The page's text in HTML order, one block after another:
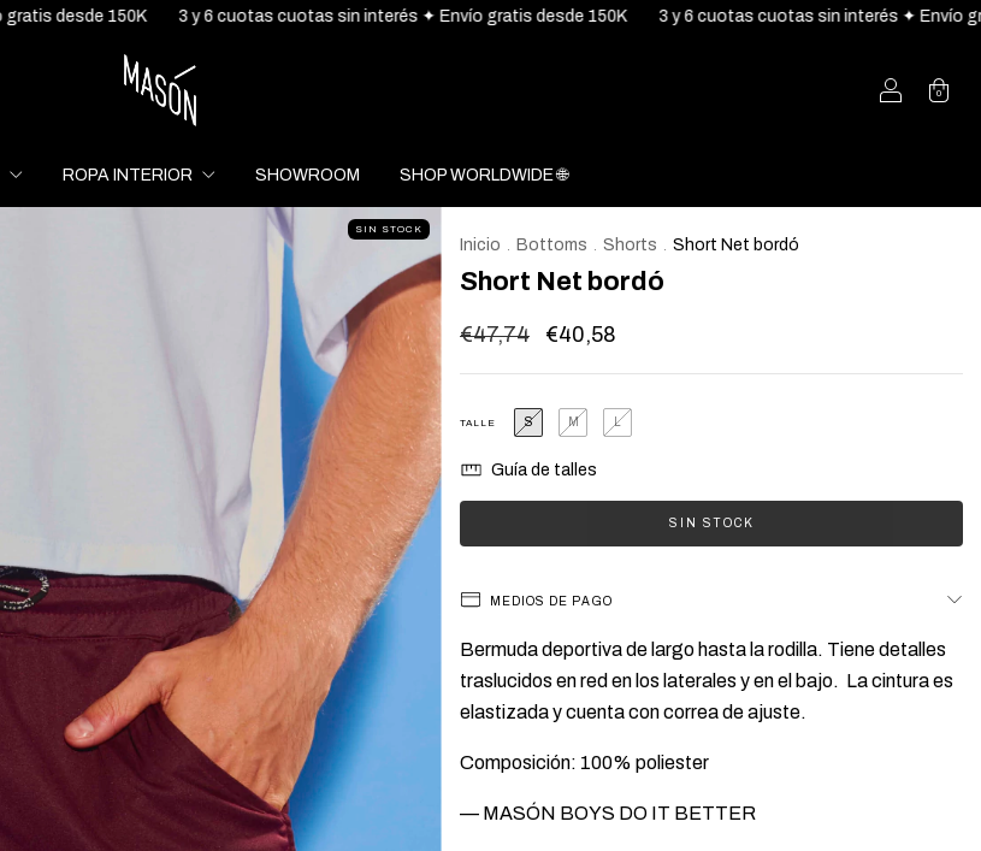
3 y 6 cuotas cuotas sin interés ✦ Envío gratis desde 150K 3 y 6 cuotas cuotas sin interés ✦ Envío gratis desde 150K 3
0
ROPA INTERIOR SHOWROOM SHOP WORLDWIDE 🌐
SIN STOCK
Inicio Bottoms Shorts Short Net bordó
Short Net bordó
€47,74 €40,58
TALLE S M L
Guía de talles
MEDIOS DE PAGO
Bermuda deportiva de largo hasta la rodilla. Tiene detalles
traslucidos en red en los laterales y en el bajo. La cintura es
elastizada y cuenta con correa de ajuste.
Composición: 100% poliester
— MASÓN BOYS DO IT BETTER